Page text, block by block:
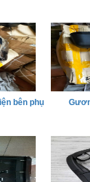
bên phụ